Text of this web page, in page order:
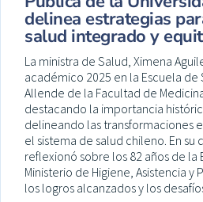
delinea estrategias
salud integrado y
La ministra de Salud, Ximena
académico 2025 en la Escuela de
Allende de la Facultad de
destacando la importancia
delineando las transformaciones
el sistema de salud chileno. En su
reflexionó sobre los 82 años de
Ministerio de Higiene, Asistencia y
los logros alcanzados y los